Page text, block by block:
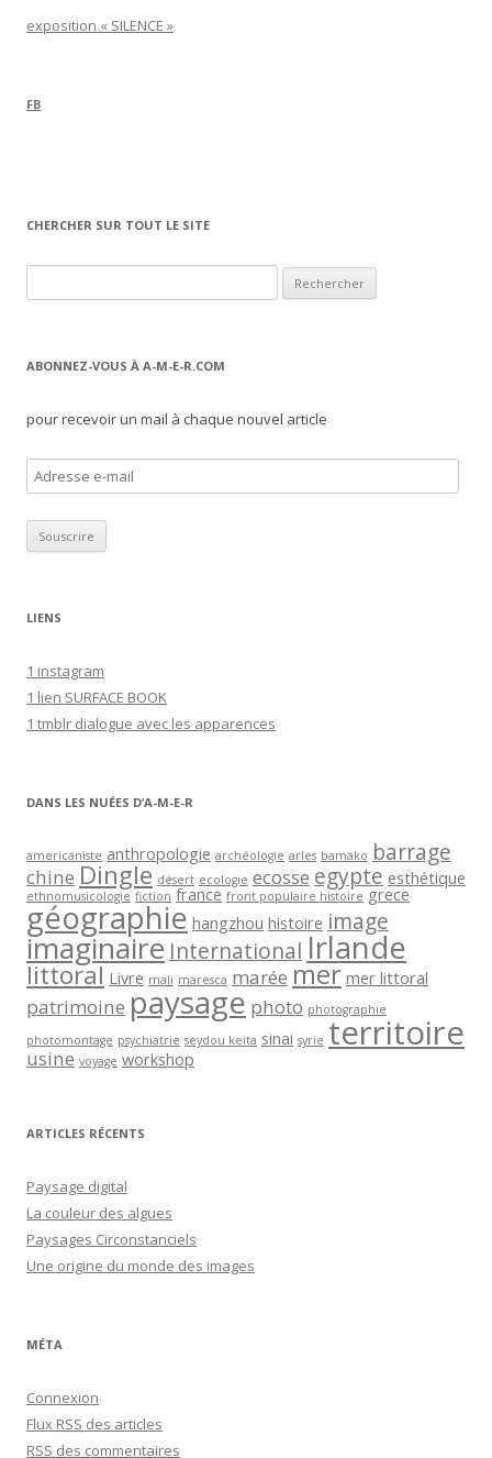
exposition « SILENCE »
FB
CHERCHER SUR TOUT LE SITE
ABONNEZ-VOUS À A-M-E-R.COM
pour recevoir un mail à chaque nouvel article
d
r
e
-
m
a
LIENS
1 instagram
1 lien SURFACE BOOK
1 tmblr dialogue avec les apparences
DANS LES NUÉES D’A-M-E-R
americaniste anthropologie archéologie arles bamako barrage
chine Dingle désert ecologie ecosse egypte esthétique
ethnomusicologie fiction france front populaire histoire grece
géographie hangzhou histoire image
imaginaire International Irlande
littoral Livre mali maresca marée mer mer littoral
patrimoine paysage photo photographie
photomontage psychiatrie seydou keita sinai syrie territoire
usine voyage workshop
ARTICLES RÉCENTS
Paysage digital
La couleur des algues
Paysages Circonstanciels
Une origine du monde des images
MÉTA
Connexion
Flux RSS des articles
RSS des commentaires